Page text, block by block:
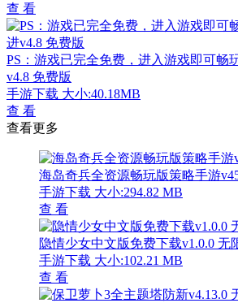
查 看
PS：游戏已完全免费，进入游戏即可畅
v4.8 免费版
手游下载 大小:40.18MB
查 看
查看更多
海岛奇兵全资源畅玩版策略手游
手游下载 大小:294.82 MB
查 看
隐情少女中文版免费下载v1.0.0 无
手游下载 大小:102.21 MB
查 看